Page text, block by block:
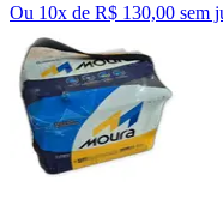
Ou 10x de R$ 130,00 sem